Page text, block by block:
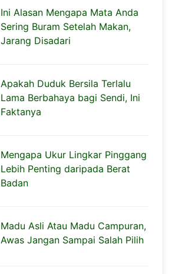
Ini Alasan Mengapa Mata Anda
Sering Buram Setelah Makan,
Jarang Disadari
Apakah Duduk Bersila Terlalu
Lama Berbahaya bagi Sendi, Ini
Faktanya
Mengapa Ukur Lingkar Pinggang
Lebih Penting daripada Berat
Badan
Madu Asli Atau Madu Campuran,
Awas Jangan Sampai Salah Pilih